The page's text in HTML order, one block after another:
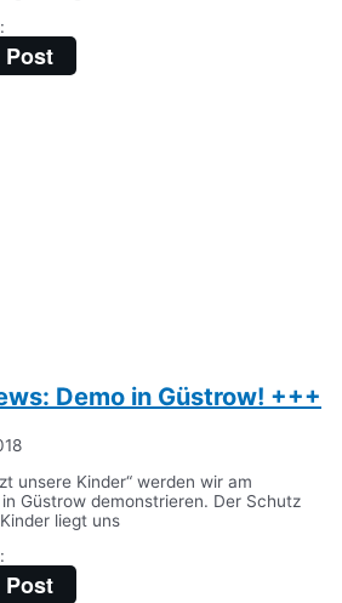
Post
Demo in Güstrow! +++
unsere Kinder“ werden wir am
Güstrow demonstrieren. Der Schutz
liegt uns
Post